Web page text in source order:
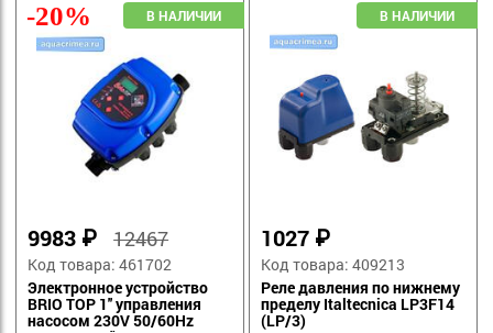
9983 ₽12467
Код товара: 461702
Электронное устройство
BRIO TOP 1'' управления
насосом 230V 50/60Нz
-20%
1027 ₽
Код товара: 409213
Реле давления по нижнему
пределу Italtecnica LP3F14
(LP/3)